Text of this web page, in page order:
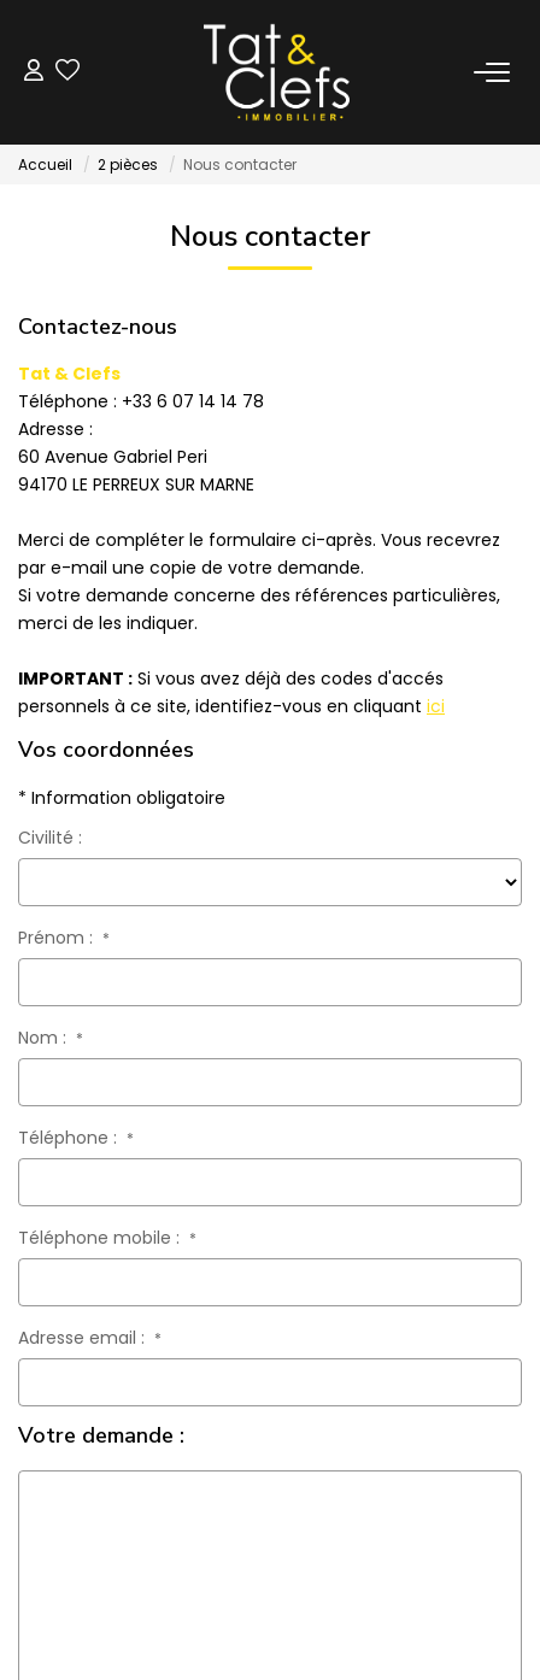
LOCATION
Nos Biens Loués
GESTION
LOCAUX & BUREAUX
PARTENAIRE TRANSACTION
CONTACT
Accueil 2 pièces Nous contacter
Nous contacter
Contactez-nous
Tat & Clefs
Téléphone : +33 6 07 14 14 78
Adresse :
60 Avenue Gabriel Peri
94170 LE PERREUX SUR MARNE
Merci de compléter le formulaire ci-après. Vous recevrez
par e-mail une copie de votre demande.
Si votre demande concerne des références particulières,
merci de les indiquer.
IMPORTANT : Si vous avez déjà des codes d'accés
personnels à ce site, identifiez-vous en cliquant ici
Vos coordonnées
* Information obligatoire
Civilité :
Prénom : *
Nom : *
Téléphone : *
Téléphone mobile : *
Adresse email : *
Votre demande :